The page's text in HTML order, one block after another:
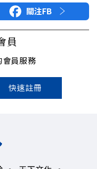
關注FB
員
員服務
快速註冊